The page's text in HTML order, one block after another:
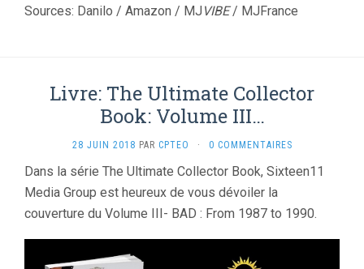
Sources: Danilo / Amazon / MJ VIBE/ MJFrance
Livre: The Ultimate Collector
Book: Volume III…
28 JUIN 2018 PAR CPTEO · 0 COMMENTAIRES
Dans la série The Ultimate Collector Book, Sixteen11
Media Group est heureux de vous dévoiler la
couverture du Volume III- BAD : From 1987 to 1990.